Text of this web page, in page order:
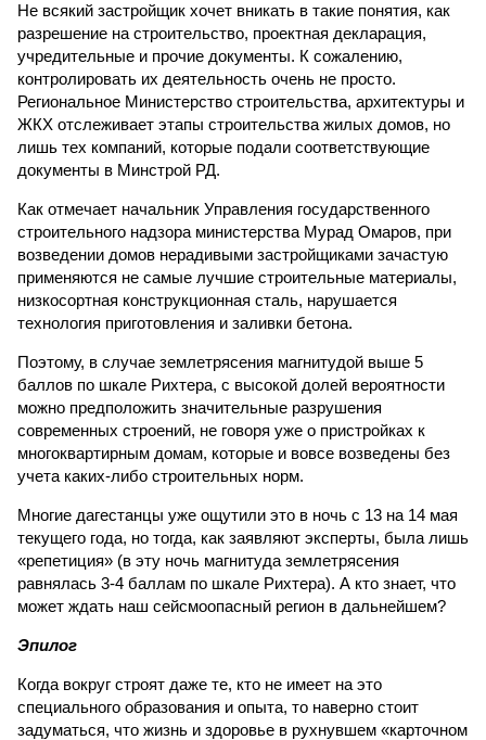
Не всякий застройщик хочет вникать в такие понятия, как
разрешение на строительство, проектная декларация,
учредительные и прочие документы. К сожалению,
контролировать их деятельность очень не просто.
Региональное Министерство строительства, архитектуры и
ЖКХ отслеживает этапы строительства жилых домов, но
лишь тех компаний, которые подали соответствующие
документы в Минстрой РД.
Как отмечает начальник Управления государственного
строительного надзора министерства Мурад Омаров, при
возведении домов нерадивыми застройщиками зачастую
применяются не самые лучшие строительные материалы,
низкосортная конструкционная сталь, нарушается
технология приготовления и заливки бетона.
Поэтому, в случае землетрясения магнитудой выше 5
баллов по шкале Рихтера, с высокой долей вероятности
можно предположить значительные разрушения
современных строений, не говоря уже о пристройках к
многоквартирным домам, которые и вовсе возведены без
учета каких-либо строительных норм.
Многие дагестанцы уже ощутили это в ночь с 13 на 14 мая
текущего года, но тогда, как заявляют эксперты, была лишь
«репетиция» (в эту ночь магнитуда землетрясения
равнялась 3-4 баллам по шкале Рихтера). А кто знает, что
может ждать наш сейсмоопасный регион в дальнейшем?
Эпилог
Когда вокруг строят даже те, кто не имеет на это
специального образования и опыта, то наверно стоит
задуматься, что жизнь и здоровье в рухнувшем «карточном